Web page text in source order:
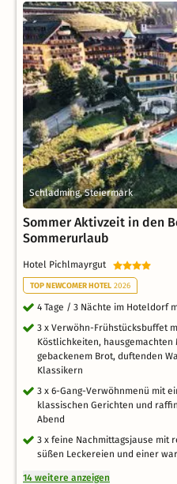
Schladming, Steiermark
Sommer Aktivzeit in den
Sommerurlaub
Hotel Pichlmayrgut
TOP NEWCOMER HOTEL 2026
4 Tage / 3 Nächte im Hoteldorf
3 x Verwöhn-Frühstücksbuffet
Köstlichkeiten, hausgemachten
gebackenem Brot, duftenden
Klassikern
3 x 6-Gang-Verwöhnmenü mit
klassischen Gerichten und
Abend
3 x feine Nachmittagsjause mit
süßen Leckereien und einer
14 weitere anzeigen